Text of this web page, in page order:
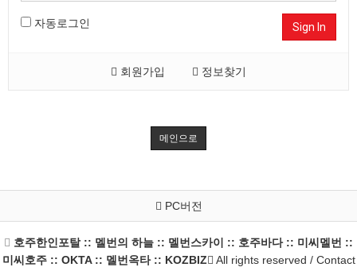
자동로그인 Sign In
회원가입 정보찾기
메인으로
PC버전
호주한인포탈 :: 멜번의 하늘 :: 멜번스카이 :: 호주바다 :: 미씨멜번 ::
미씨호주 :: OKTA :: 멜번옥타 :: KOZBIZ
All rights reserved / Contact